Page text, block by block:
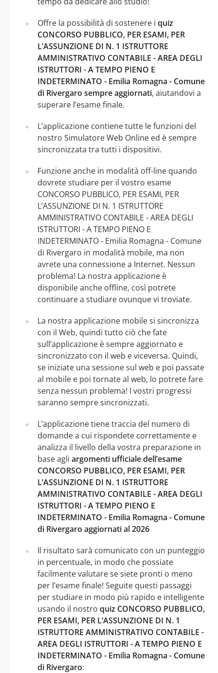
Offre la possibilità di sostenere i quiz
CONCORSO PUBBLICO, PER ESAMI, PER
L’ASSUNZIONE DI N. 1 ISTRUTTORE
AMMINISTRATIVO CONTABILE - AREA DEGLI
ISTRUTTORI - A TEMPO PIENO E
INDETERMINATO - Emilia Romagna - Comune
di Rivergaro sempre aggiornati, aiutandovi a
superare l’esame finale.
L’applicazione contiene tutte le funzioni del
nostro Simulatore Web Online ed è sempre
sincronizzata tra tutti i dispositivi.
Funzione anche in modalità off-line quando
dovrete studiare per il vostro esame
CONCORSO PUBBLICO, PER ESAMI, PER
L’ASSUNZIONE DI N. 1 ISTRUTTORE
AMMINISTRATIVO CONTABILE - AREA DEGLI
ISTRUTTORI - A TEMPO PIENO E
INDETERMINATO - Emilia Romagna - Comune
di Rivergaro in modalità mobile, ma non
avrete una connessione a Internet. Nessun
problema! La nostra applicazione è
disponibile anche offline, così potrete
continuare a studiare ovunque vi troviate.
La nostra applicazione mobile si sincronizza
con il Web, quindi tutto ciò che fate
sull’applicazione è sempre aggiornato e
sincronizzato con il web e viceversa. Quindi,
se iniziate una sessione sul web e poi passate
al mobile e poi tornate al web, lo potrete fare
senza nessun problema! I vostri progressi
saranno sempre sincronizzati.
L’applicazione tiene traccia del numero di
domande a cui rispondete correttamente e
analizza il livello della vostra preparazione in
base agli argomenti ufficiale dell’esame
CONCORSO PUBBLICO, PER ESAMI, PER
L’ASSUNZIONE DI N. 1 ISTRUTTORE
AMMINISTRATIVO CONTABILE - AREA DEGLI
ISTRUTTORI - A TEMPO PIENO E
INDETERMINATO - Emilia Romagna - Comune
di Rivergaro aggiornati al 2026
Il risultato sarà comunicato con un punteggio
in percentuale, in modo che possiate
facilmente valutare se siete pronti o meno
per l’esame finale! Seguite questi passaggi
per studiare in modo più rapido e intelligente
usando il nostro quiz CONCORSO PUBBLICO,
PER ESAMI, PER L’ASSUNZIONE DI N. 1
ISTRUTTORE AMMINISTRATIVO CONTABILE -
AREA DEGLI ISTRUTTORI - A TEMPO PIENO E
INDETERMINATO - Emilia Romagna - Comune
di Rivergaro: